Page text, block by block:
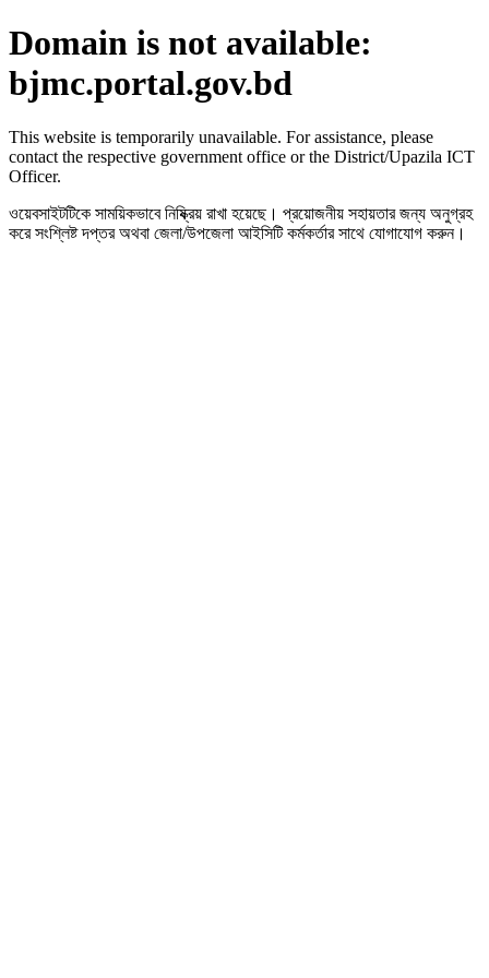
Domain is not available:
bjmc.portal.gov.bd
This website is temporarily unavailable. For assistance, please
contact the respective government office or the District/Upazila ICT
Officer.
ওয়েবসাইটটিকে সাময়িকভাবে নিষ্ক্রিয় রাখা হয়েছে। প্রয়োজনীয় সহায়তার জন্য অনুগ্রহ
করে সংশ্লিষ্ট দপ্তর অথবা জেলা/উপজেলা আইসিটি কর্মকর্তার সাথে যোগাযোগ করুন।